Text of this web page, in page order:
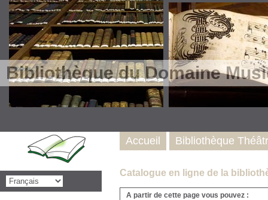
Bibliothèque du Domaine
Catalogue en ligne de la
A partir de cette page vous pouvez :
Accueil Bibliothèque